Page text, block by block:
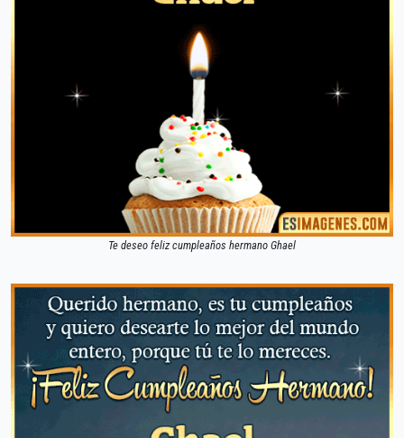
Te deseo feliz cumpleaños hermano Ghael